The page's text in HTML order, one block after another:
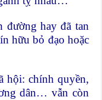
hay đã tan
hữu bỏ đạo hoặc
chính quyền,
dân… vẫn còn